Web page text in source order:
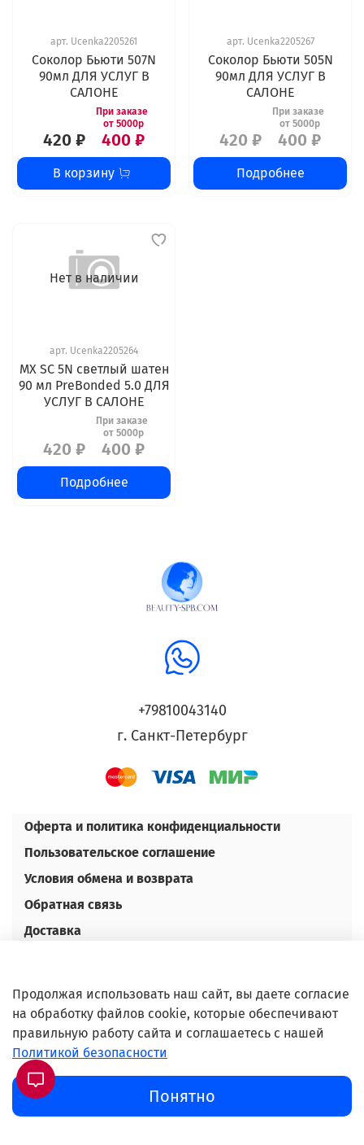
арт. Ucenka2205261
Соколор Бьюти 507N
90мл ДЛЯ УСЛУГ В
САЛОНЕ
420 ₽ 400 ₽
В корзину
арт. Ucenka2205267
Соколор Бьюти 505N
90мл ДЛЯ УСЛУГ В
САЛОНЕ
420 ₽ 400 ₽
Подробнее
Нет в наличии
арт. Ucenka2205264
MX SC 5N светлый шатен
90 мл PreBonded 5.0 ДЛЯ
УСЛУГ В САЛОНЕ
420 ₽ 400 ₽
Подробнее
+79810043140
г. Санкт-Петербург
Оферта и политика конфиденциальности
Пользовательское соглашение
Условия обмена и возврата
Обратная связь
Доставка
Оптовым покупателям
©Любое использование либо копирование
материалов или подборки материалов сайта,
элементов дизайна и оформления допускается
лишь с разрешения правообладателя и только со
Продолжая использовать наш сайт, вы даете согласие
на обработку файлов cookie, которые обеспечивают
правильную работу сайта и соглашаетесь с нашей
Политикой безопасности
Понятно